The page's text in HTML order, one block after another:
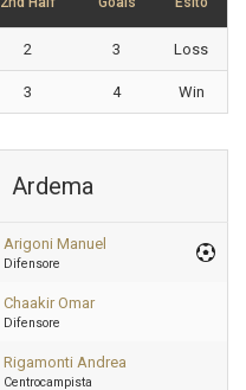
2 3 Loss
3 4 Win
Ardema
Arigoni Manuel
Difensore
Chaakir Omar
Difensore
Rigamonti Andrea
Centrocampista